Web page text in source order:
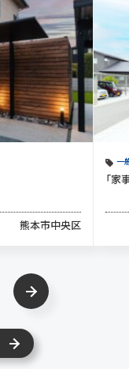
熊本市中央区
一
「